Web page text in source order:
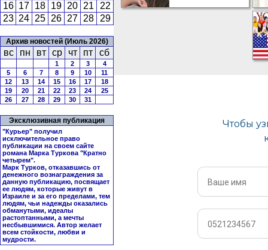
16 17 18 19 20 21
22
23 24 25 26 27 28 29
Архив новостей (Июль 2026)
вс пн вт ср чт пт сб
1 2 3
4
5
6 7 8 9 10
11
12
13 14 15 16 17
18
19
20 21 22 23 24
25
26
27 28 29 30 31
Эксклюзивная публикация
"Курьер" получил
исключительное право
публикации на своем сайте
романа Марка Туркова "Кратно
четырем".
Марк Турков, отказавшись от
денежного вознаграждения за
данную публикацию, посвящает
ее людям, которые живут в
Израиле и за его пределами, тем
людям, чьи надежды оказались
обманутыми, идеалы
растоптанными, а мечты
несбывшимися. Автор желает
всем стойкости, любви и
мудрости.